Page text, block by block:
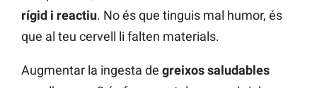
rígid i reactiu. No és que tinguis mal humor, és
que al teu cervell li falten materials.
Augmentar la ingesta de greixos saludables